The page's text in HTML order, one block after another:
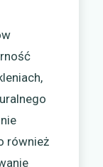
również